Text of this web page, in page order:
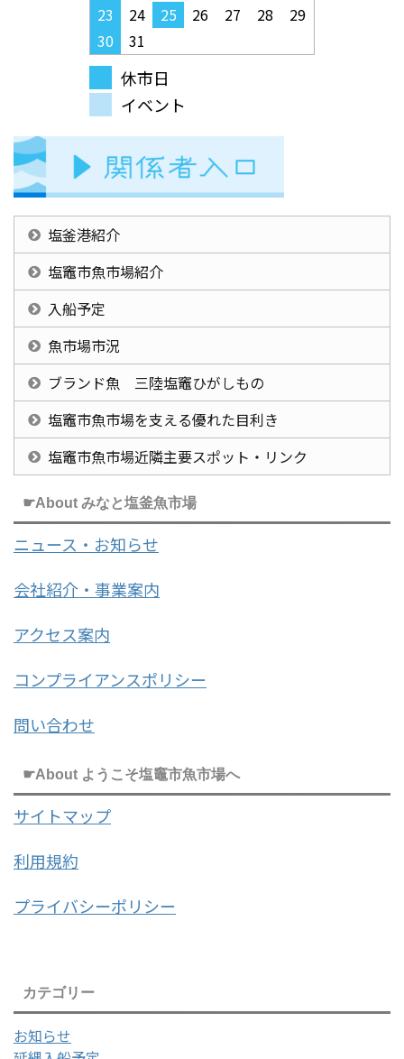
23
24 25 26 27 28
29
30
31
休市日
イベント
塩釜港紹介
塩竈市魚市場紹介
入船予定
魚市場市況
ブランド魚 三陸塩竈ひがしもの
塩竈市魚市場を支える優れた目利き
塩竈市魚市場近隣主要スポット・リンク
☛About みなと塩釜魚市場
ニュース・お知らせ
会社紹介・事業案内
アクセス案内
コンプライアンスポリシー
問い合わせ
☛About ようこそ塩竈市魚市場へ
サイトマップ
利用規約
プライバシーポリシー
カテゴリー
お知らせ